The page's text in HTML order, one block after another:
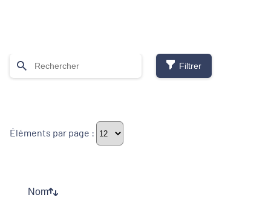
Éléments par page :
Filtrer
Thématiques
Nom